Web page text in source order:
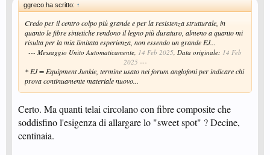
ggreco ha scritto: ↑
Credo per il centro colpo più grande e per la resistenza strutturale, in
quanto le fibre sintetiche rendono il legno più duraturo, almeno a quanto mi
risulta per la mia limitata esperienza, non essendo un grande EJ...
--- Messaggio Unito Automaticamente, 14 Feb 2025, Data originale: 14 Feb
2025 ---
* EJ = Equipment Junkie, termine usato nei forum anglofoni per indicare chi
prova continuamente materiale nuovo...
Certo. Ma quanti telai circolano con fibre composite che
soddisfino l'esigenza di allargare lo "sweet spot" ? Decine,
centinaia.